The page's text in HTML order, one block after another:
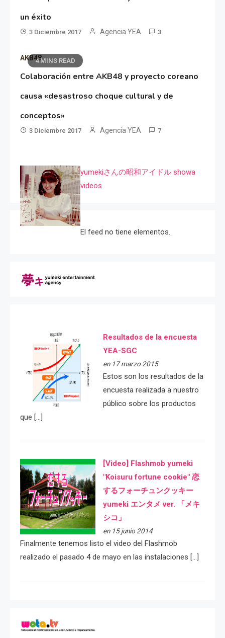
un éxito
3 Diciembre 2017 Agencia YEA 3
4 MINS READ
AKB48
Colaboración entre AKB48 y proyecto coreano
causa «desastroso choque cultural y de
conceptos»
3 Diciembre 2017 Agencia YEA 7
yumekiさんの昭和アイドル showa
videos
El feed no tiene elementos.
Resultados de la encuesta
YEA-SGC
en 17 marzo 2015
Estos son los resultados de la
encuesta realizada a nuestro
público sobre los productos
que […]
[Video] Flashmob yumeki
"Koisuru fortune cookie" 恋
するフォーチュンクッキー
yumeki エンタメ ver. 「メキ
シコ」
en 15 junio 2014
Finalmente tenemos listo el video del Flashmob
realizado el pasado 4 de mayo en las instalaciones […]